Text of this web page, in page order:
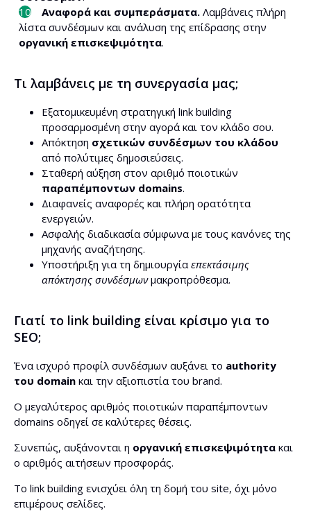
Αναφορά και συμπεράσματα. Λαμβάνεις πλήρη
λίστα συνδέσμων και ανάλυση της επίδρασης στην
οργανική επισκεψιμότητα.
Τι λαμβάνεις με τη συνεργασία μας;
Εξατομικευμένη στρατηγική link building
προσαρμοσμένη στην αγορά και τον κλάδο σου.
Απόκτηση σχετικών συνδέσμων του κλάδου
από πολύτιμες δημοσιεύσεις.
Σταθερή αύξηση στον αριθμό ποιοτικών
παραπέμποντων domains.
Διαφανείς αναφορές και πλήρη ορατότητα
ενεργειών.
Ασφαλής διαδικασία σύμφωνα με τους κανόνες της
μηχανής αναζήτησης.
Υποστήριξη για τη δημιουργίαεπεκτάσιμης
απόκτησης συνδέσμωνμακροπρόθεσμα.
Γιατί το link building είναι κρίσιμο για το
SEO;
Ένα ισχυρό προφίλ συνδέσμων αυξάνει το authority
του domain και την αξιοπιστία του brand.
Ο μεγαλύτερος αριθμός ποιοτικών παραπέμποντων
domains οδηγεί σε καλύτερες θέσεις.
Συνεπώς, αυξάνονται η οργανική επισκεψιμότητα και
ο αριθμός αιτήσεων προσφοράς.
Το link building ενισχύει όλη τη δομή του site, όχι μόνο
επιμέρους σελίδες.